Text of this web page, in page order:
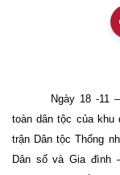
Ngày 18 -11
toàn dân tộc của khu
trận Dân tộc Thống
Dân số và Gia đình